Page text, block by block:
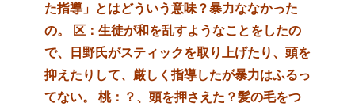
た指導」とはどういう意味？暴力ななかった
の。
区：生徒が和を乱すようなことをしたの
で、日野氏がスティックを取り上げたり、頭を
抑えたりして、厳しく指導したが暴力はふるっ
てない。
桃：？、頭を押さえた？髪の毛をつ